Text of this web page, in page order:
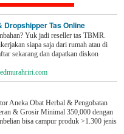
Dropshipper Tas Online
Yuk jadi reseller tas TBMR.
siapa saja dari rumah atau di
sekarang dan dapatkan diskon
Aneka Obat Herbal & Pengobatan
& Grosir Minimal 350,000 dengan
bisa campur produk >1.300 jenis